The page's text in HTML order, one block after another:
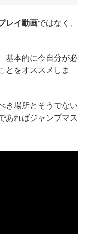
レイ動画ではなく、
基本的に今自分が必
とをオススメしま
き場所とそうでない
あればジャンプマス